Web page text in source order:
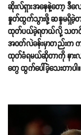
ဆိုးလ်ရှားအနေနဲ့တော့
နှုတ်ထွက်သွားဖို့ ဆန္ဒမရှိ
ထုတ်ပယ်ခဲ့ရတယ်လို့ သတင်းတွ
အဝတ်လဲခန်းမှာတည်းက က
ထုတ်ခံရမယ်ဆိုတာကို နား
တွေ ထွက်ပေါ်ခဲ့သေးတာပါ။